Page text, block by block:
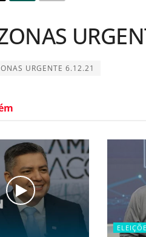
URGENTE 6.12.21